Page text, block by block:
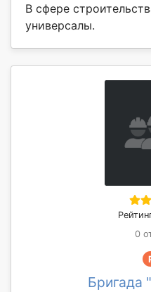
В сфере
универсалы.
0